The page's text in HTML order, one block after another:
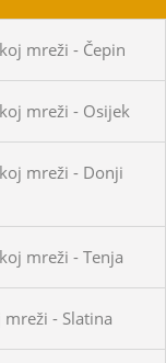
mreži - Čepin
mreži - Osijek
mreži - Donji
mreži - Tenja
- Slatina